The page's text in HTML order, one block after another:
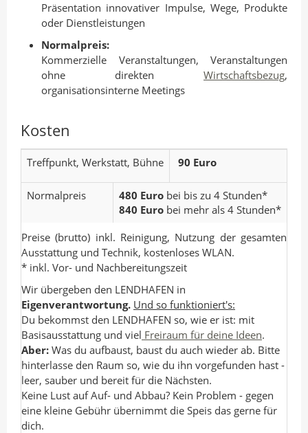
Präsentation innovativer Impulse, Wege, Produkte
oder Dienstleistungen
Normalpreis:
Kommerzielle Veranstaltungen, Veranstaltungen
ohne direkten Wirtschaftsbezug,
organisationsinterne Meetings
Kosten
Treffpunkt, Werkstatt, Bühne 90 Euro
Normalpreis 480 Euro bei bis zu 4 Stunden*
840 Euro bei mehr als 4 Stunden*
Preise (brutto) inkl. Reinigung, Nutzung der gesamten
Ausstattung und Technik, kostenloses WLAN.
* inkl. Vor- und Nachbereitungszeit
Wir übergeben den LENDHAFEN in
Eigenverantwortung. Und so funktioniert's:
Du bekommst den LENDHAFEN so, wie er ist: mit
Basisausstattung und viel Freiraum für deine Ideen.
Aber: Was du aufbaust, baust du auch wieder ab. Bitte
hinterlasse den Raum so, wie du ihn vorgefunden hast -
leer, sauber und bereit für die Nächsten.
Keine Lust auf Auf- und Abbau? Kein Problem - gegen
eine kleine Gebühr übernimmt die Speis das gerne für
dich.